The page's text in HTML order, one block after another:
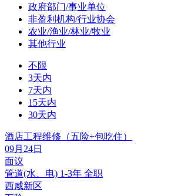
政府部门/事业单位
非盈利机构/行业协会
农业/渔业/林业/牧业
其他行业
不限
3天内
7天内
15天内
30天内
酒店工程维修（五险+包吃住）
09月24日
面议
管道(水、电) 1-3年 全职
西咸新区